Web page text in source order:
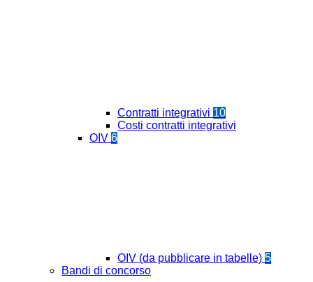
Contratti integrativi 10
Costi contratti integrativi
OIV 6
OIV (da pubblicare in tabelle) 5
Bandi di concorso